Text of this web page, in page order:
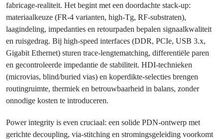
fabricage‑realiteit. Het begint met een doordachte stack‑up:
materiaalkeuze (FR‑4 varianten, high‑Tg, RF‑substraten),
laagindeling, impedanties en retourpaden bepalen signaalkwaliteit
en ruisgedrag. Bij high‑speed interfaces (DDR, PCIe, USB 3.x,
Gigabit Ethernet) sturen trace‑lengtematching, differentiële paren
en gecontroleerde impedantie de stabiliteit. HDI‑technieken
(microvias, blind/buried vias) en koperdikte‑selecties brengen
routingruimte, thermiek en betrouwbaarheid in balans, zonder
onnodige kosten te introduceren.
Power integrity is even cruciaal: een solide PDN‑ontwerp met
gerichte decoupling, via‑stitching en stromingsgeleiding voorkomt